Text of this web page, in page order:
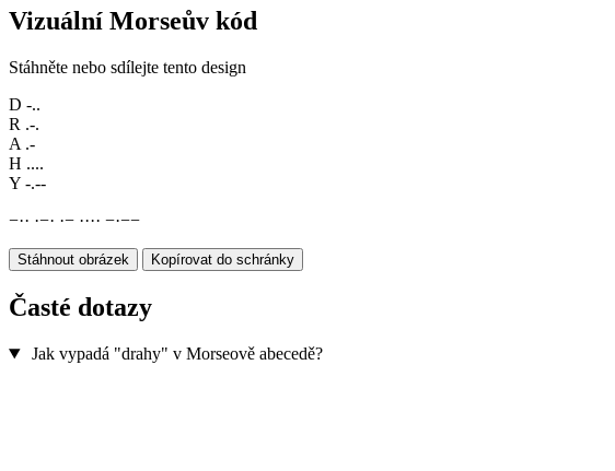
Vizuální Morseův kód
Stáhněte nebo sdílejte tento design
D -..
R .-.
A .-
H ....
Y -.--
−·· ·−· ·− ···· −·−−
Stáhnout obrázek Kopírovat do schránky
Časté dotazy
Jak vypadá "drahy" v Morseově abecedě?